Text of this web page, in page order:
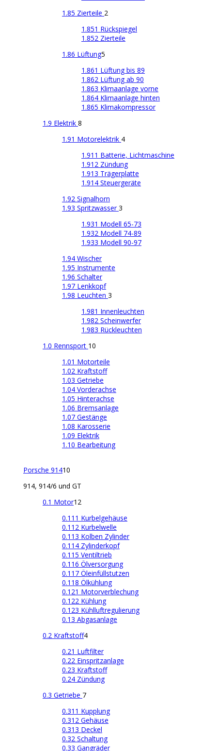
1.85 Zierteile 2
1.851 Rückspiegel
1.852 Zierteile
1.86 Lüftung5
1.861 Lüftung bis 89
1.862 Lüftung ab 90
1.863 Klimaanlage vorne
1.864 Klimaanlage hinten
1.865 Klimakompressor
1.9 Elektrik 8
1.91 Motorelektrik 4
1.911 Batterie, Lichtmaschine
1.912 Zündung
1.913 Trägerplatte
1.914 Steuergeräte
1.92 Signalhorn
1.93 Spritzwasser3
1.931 Modell 65-73
1.932 Modell 74-89
1.933 Modell 90-97
1.94 Wischer
1.95 Instrumente
1.96 Schalter
1.97 Lenkkopf
1.98 Leuchten 3
1.981 Innenleuchten
1.982 Scheinwerfer
1.983 Rückleuchten
1.0 Rennsport 10
1.01 Motorteile
1.02 Kraftstoff
1.03 Getriebe
1.04 Vorderachse
1.05 Hinterachse
1.06 Bremsanlage
1.07 Gestänge
1.08 Karosserie
1.09 Elektrik
1.10 Bearbeitung
Porsche 91410
914, 914/6 und GT
0.1 Motor12
0.111 Kurbelgehäuse
0.112 Kurbelwelle
0.113 Kolben Zylinder
0.114 Zylinderkopf
0.115 Ventiltrieb
0.116 Ölversorgung
0.117 Öleinfüllstutzen
0.118 Ölkühlung
0.121 Motorverblechung
0.122 Kühlung
0.123 Kühlluftregulierung
0.13 Abgasanlage
0.2 Kraftstoff4
0.21 Luftfilter
0.22 Einspritzanlage
0.23 Kraftstoff
0.24 Zündung
0.3 Getriebe 7
0.311 Kupplung
0.312 Gehäuse
0.313 Deckel
0.32 Schaltung
0.33 Gangräder